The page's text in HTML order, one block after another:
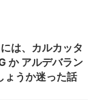
は、カルカッタ
か アルデバラン
ょうか迷った話